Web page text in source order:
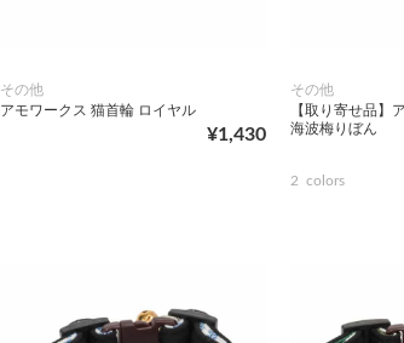
その他
アモワークス 猫首輪 ロイヤル
¥1,430
その他
【取り寄せ品】
海波梅りぼん
2 colors